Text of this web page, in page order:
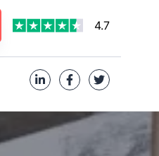
4.7